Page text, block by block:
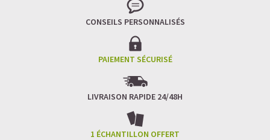
CONSEILS PERSONNALISÉS
PAIEMENT SÉCURISÉ
LIVRAISON RAPIDE 24/48H
1 ÉCHANTILLON OFFERT